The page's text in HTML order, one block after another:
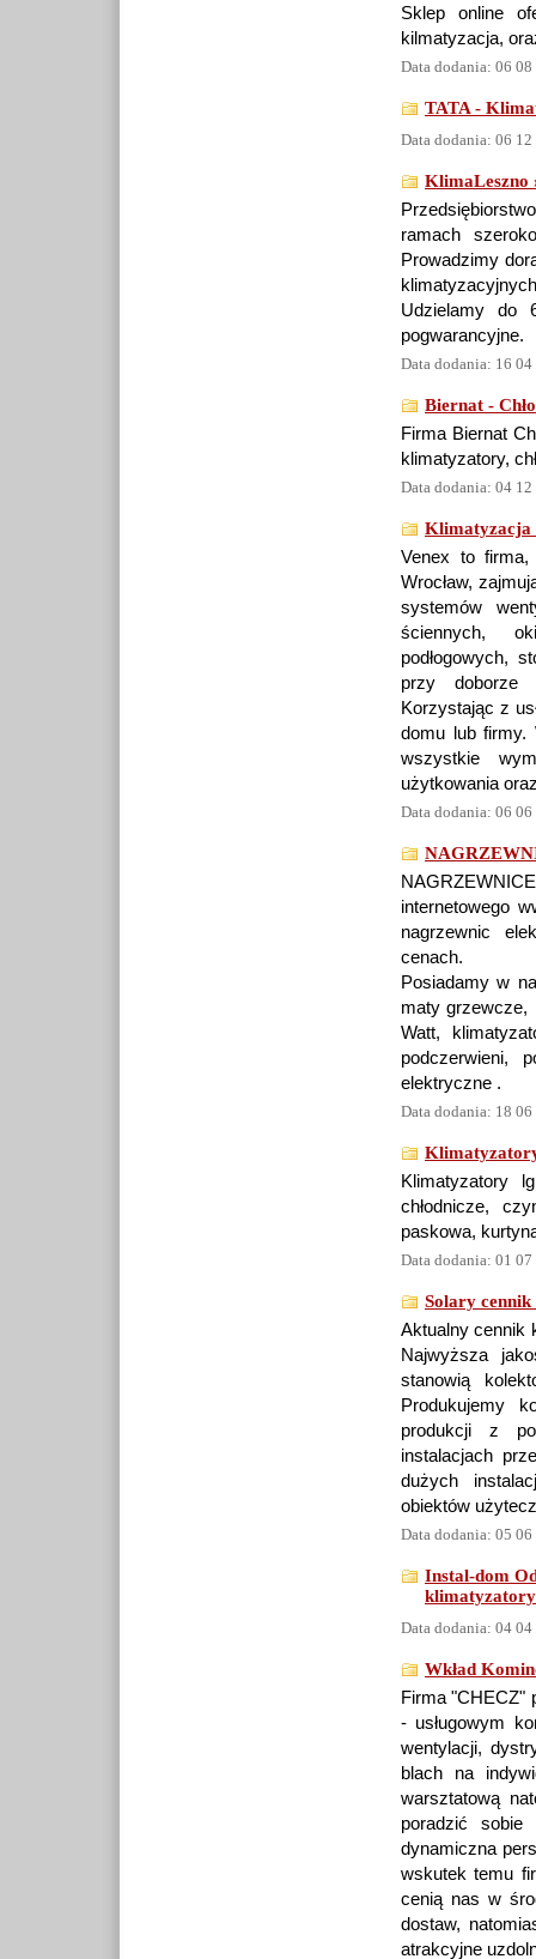
Sklep online
kilmatyzacja,
Data dodania: 06
TATA -
Data dodania: 06
KlimaLeszno
ramach
Prowadzimy
Udzielamy do
pogwarancyjne.
Data dodania: 16
Biernat -
Firma Biernat
klimatyzatory,
Data dodania: 04
Klimatyzacja
Venex to firma,
Wrocław,
systemów
ściennych,
podłogowych,
przy doborze
Korzystając z
domu lub firmy.
wszystkie
użytkowania
Data dodania: 06
internetowego
nagrzewnic
cenach.
Posiadamy w
maty grzewcze,
Watt,
podczerwieni,
elektryczne .
Data dodania: 18
Klimatyzatory
chłodnicze,
paskowa,
Data dodania: 01
Solary cennik
Aktualny cennik
Najwyższa
stanowią
Produkujemy
produkcji z
instalacjach
dużych
obiektów
Data dodania: 05
Instal-dom
Data dodania: 04
Wkład
Firma "CHECZ"
- usługowym
wentylacji,
blach na
warsztatową
poradzić sobie
dynamiczna
wskutek temu
cenią nas w
dostaw,
atrakcyjne